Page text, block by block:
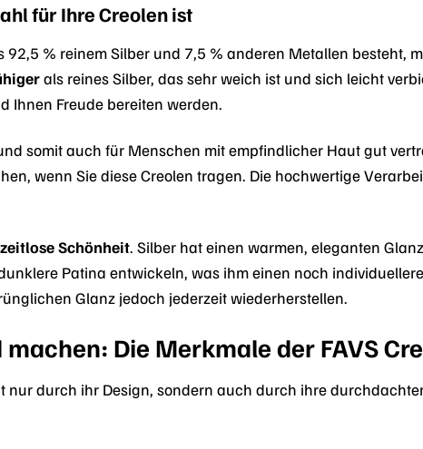
für Ihre Creolen ist
% reinem Silber und 7,5 % anderen Metallen besteht,
als reines Silber, das sehr weich ist und sich leicht
Ihnen Freude bereiten werden.
somit auch für Menschen mit empfindlicher Haut gut
wenn Sie diese Creolen tragen. Die hochwertige
zeitlose Schönheit. Silber hat einen warmen, eleganten
Patina entwickeln, was ihm einen noch
Glanz jedoch jederzeit wiederherstellen.
Die Merkmale der FAVS
nur durch ihr Design, sondern auch durch ihre